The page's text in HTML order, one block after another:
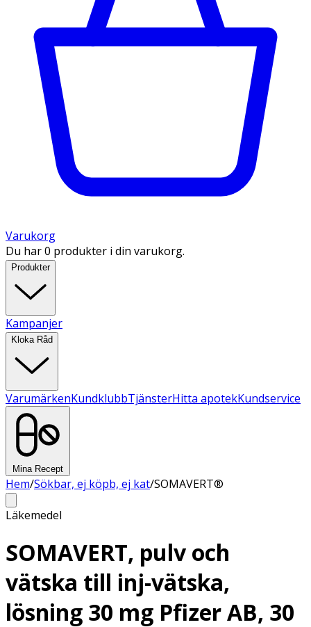
Varukorg
Du har 0 produkter i din varukorg.
Produkter
Kampanjer
Kloka Råd
VarumärkenKundklubbTjänsterHitta apotekKundservice
Mina Recept
Hem/Sökbar, ej köpb, ej kat/SOMAVERT®
Läkemedel
SOMAVERT, pulv och
vätska till inj-vätska,
lösning 30 mg Pfizer AB, 30